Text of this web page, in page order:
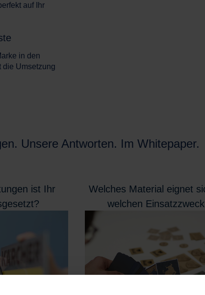
auf Ihr
in den
die Umsetzung
Unsere Antworten. Im Whitepaper.
ist Ihr
Welches Material eignet
welchen